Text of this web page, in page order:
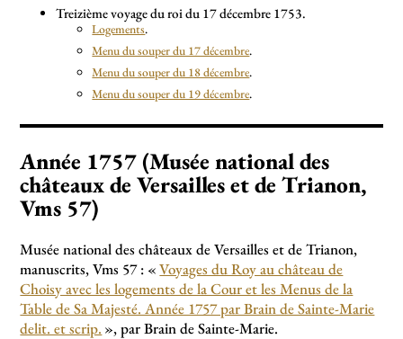
Treizième voyage du roi du 17 décembre 1753.
Logements.
Menu du souper du 17 décembre.
Menu du souper du 18 décembre.
Menu du souper du 19 décembre.
Année 1757 (Musée national des
châteaux de Versailles et de Trianon,
Vms 57)
Musée national des châteaux de Versailles et de Trianon,
manuscrits, Vms 57 : «Voyages du Roy au château de
Choisy avec les logements de la Cour et les Menus de la
Table de Sa Majesté. Année 1757 par Brain de Sainte-Marie
delit. et scrip. », par Brain de Sainte-Marie.